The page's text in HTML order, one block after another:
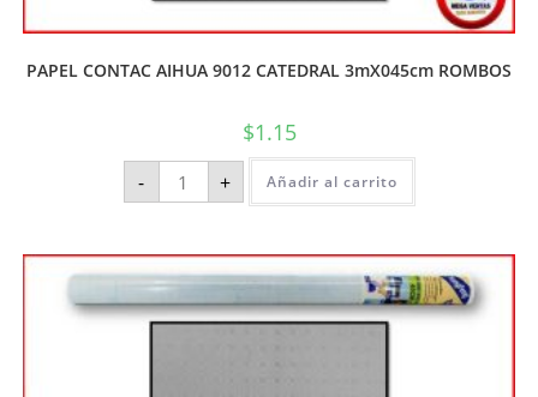
PAPEL CONTAC AIHUA 9012 CATEDRAL 3mX045cm ROMBOS
$1.15
- + Añadir al carrito